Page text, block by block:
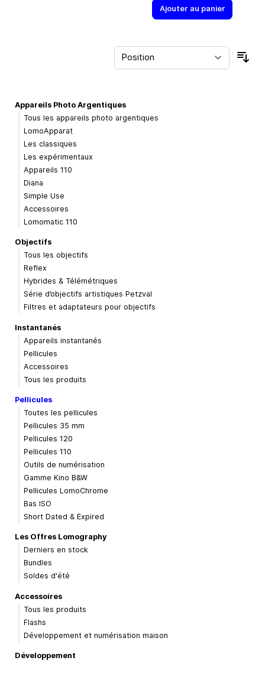
Ajouter au panier
Appareils Photo Argentiques
Tous les appareils photo argentiques
LomoApparat
Les classiques
Les expérimentaux
Appareils 110
Diana
Simple Use
Accessoires
Lomomatic 110
Objectifs
Tous les objectifs
Reflex
Hybrides & Télémétriques
Série d’objectifs artistiques Petzval
Filtres et adaptateurs pour objectifs
Instantanés
Appareils instantanés
Pellicules
Accessoires
Tous les produits
Pellicules
Toutes les pellicules
Pellicules 35 mm
Pellicules 120
Pellicules 110
Outils de numérisation
Gamme Kino B&W
Pellicules LomoChrome
Bas ISO
Short Dated & Expired
Les Offres Lomography
Derniers en stock
Bundles
Soldes d'été
Accessoires
Tous les produits
Flashs
Développement et numérisation maison
Développement